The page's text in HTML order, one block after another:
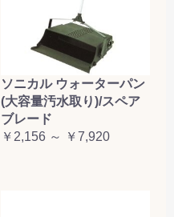
ソニカル ウォーターパン
(大容量汚水取り)/スペア
ブレード
￥2,156 ～ ￥7,920